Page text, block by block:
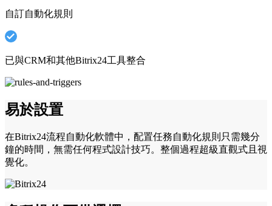
自訂自動化規則
已與CRM和其他Bitrix24工具整合
易於設置
在Bitrix24流程自動化軟體中，配置任務自動化規則只需幾分
鐘的時間，無需任何程式設計技巧。整個過程超級直觀式且視
覺化。